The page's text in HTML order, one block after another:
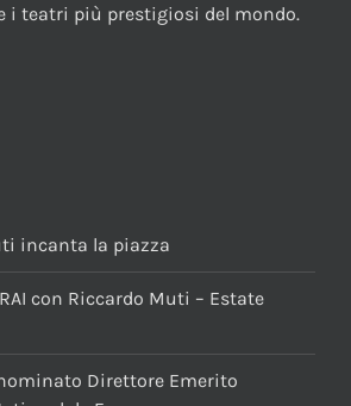
i teatri più prestigiosi del mondo.
incanta la piazza
con Riccardo Muti – Estate
Direttore Emerito